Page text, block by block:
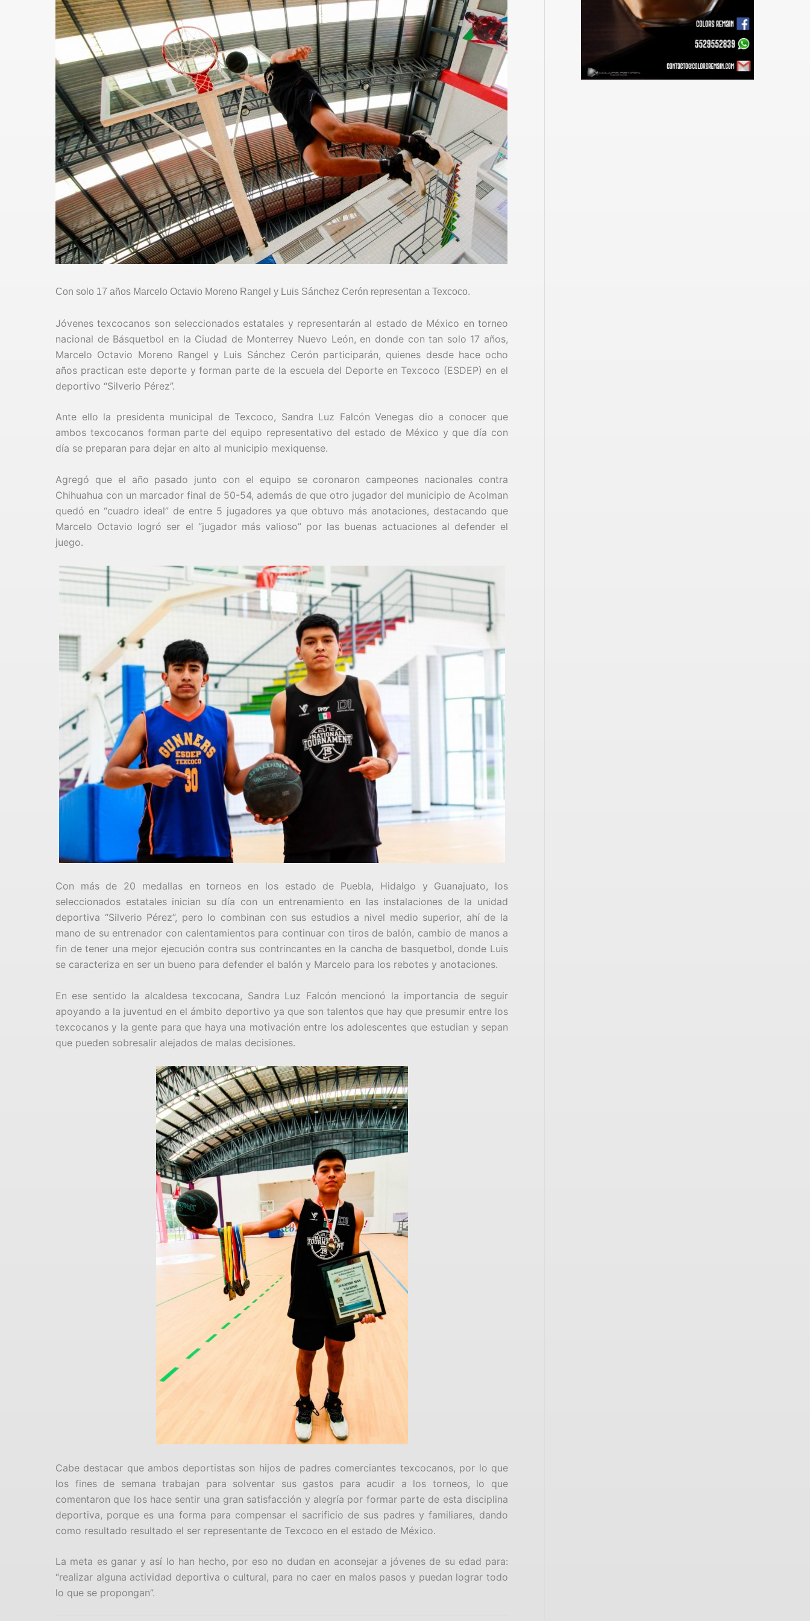
Con solo 17 años Marcelo Octavio Moreno Rangel y Luis Sánchez Cerón representan a Texcoco.
Jóvenes texcocanos son seleccionados estatales y representarán al estado de México en torneo
nacional de Básquetbol en la Ciudad de Monterrey Nuevo León, en donde con tan solo 17 años,
Marcelo Octavio Moreno Rangel y Luis Sánchez Cerón participarán, quienes desde hace ocho
años practican este deporte y forman parte de la escuela del Deporte en Texcoco (ESDEP) en el
deportivo “Silverio Pérez”.
Ante ello la presidenta municipal de Texcoco, Sandra Luz Falcón Venegas dio a conocer que
ambos texcocanos forman parte del equipo representativo del estado de México y que día con
día se preparan para dejar en alto al municipio mexiquense.
Agregó que el año pasado junto con el equipo se coronaron campeones nacionales contra
Chihuahua con un marcador final de 50-54, además de que otro jugador del municipio de Acolman
quedó en “cuadro ideal” de entre 5 jugadores ya que obtuvo más anotaciones, destacando que
Marcelo Octavio logró ser el “jugador más valioso” por las buenas actuaciones al defender el
juego.
Con más de 20 medallas en torneos en los estado de Puebla, Hidalgo y Guanajuato, los
seleccionados estatales inician su día con un entrenamiento en las instalaciones de la unidad
deportiva “Silverio Pérez”, pero lo combinan con sus estudios a nivel medio superior, ahí de la
mano de su entrenador con calentamientos para continuar con tiros de balón, cambio de manos a
fin de tener una mejor ejecución contra sus contrincantes en la cancha de basquetbol, donde Luis
se caracteriza en ser un bueno para defender el balón y Marcelo para los rebotes y anotaciones.
En ese sentido la alcaldesa texcocana, Sandra Luz Falcón mencionó la importancia de seguir
apoyando a la juventud en el ámbito deportivo ya que son talentos que hay que presumir entre los
texcocanos y la gente para que haya una motivación entre los adolescentes que estudian y sepan
que pueden sobresalir alejados de malas decisiones.
Cabe destacar que ambos deportistas son hijos de padres comerciantes texcocanos, por lo que
los fines de semana trabajan para solventar sus gastos para acudir a los torneos, lo que
comentaron que los hace sentir una gran satisfacción y alegría por formar parte de esta disciplina
deportiva, porque es una forma para compensar el sacrificio de sus padres y familiares, dando
como resultado resultado el ser representante de Texcoco en el estado de México.
La meta es ganar y así lo han hecho, por eso no dudan en aconsejar a jóvenes de su edad para:
“realizar alguna actividad deportiva o cultural, para no caer en malos pasos y puedan lograr todo
lo que se propongan”.